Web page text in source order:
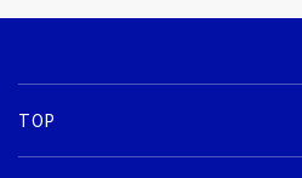
TOP